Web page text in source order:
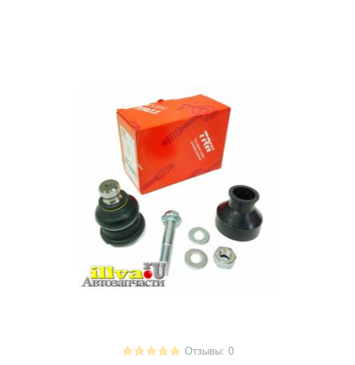
Отзывы: 0